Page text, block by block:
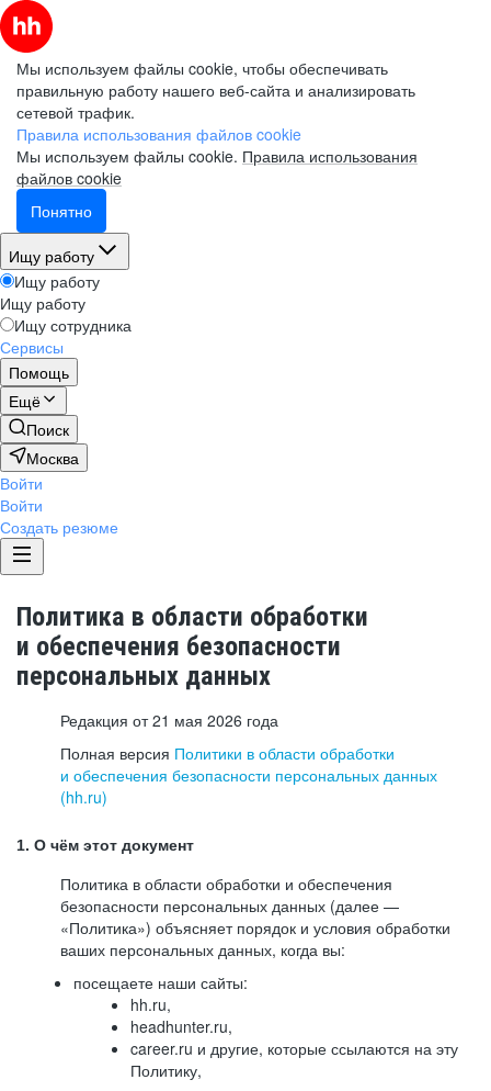
Мы используем файлы cookie, чтобы обеспечивать
правильную работу нашего веб-сайта и анализировать
сетевой трафик.
Правила использования файлов cookie
Мы используем файлы cookie. Правила использования
файлов cookie
Понятно
Ищу работу
Ищу работу
Ищу работу
Ищу сотрудника
Сервисы
Помощь
Ещё
Поиск
Москва
Войти
Войти
Создать резюме
Политика в области обработки
и обеспечения безопасности
персональных данных
Редакция от 21 мая 2026 года
Полная версия Политики в области обработки
и обеспечения безопасности персональных данных
(hh.ru)
1. О чём этот документ
Политика в области обработки и обеспечения
безопасности персональных данных (далее —
«Политика») объясняет порядок и условия обработки
ваших персональных данных, когда вы:
посещаете наши сайты:
hh.ru,
headhunter.ru,
career.ru и другие, которые ссылаются на эту
Политику,